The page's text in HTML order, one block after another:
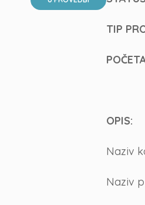
TIP
OPIS:
Naziv
Naziv